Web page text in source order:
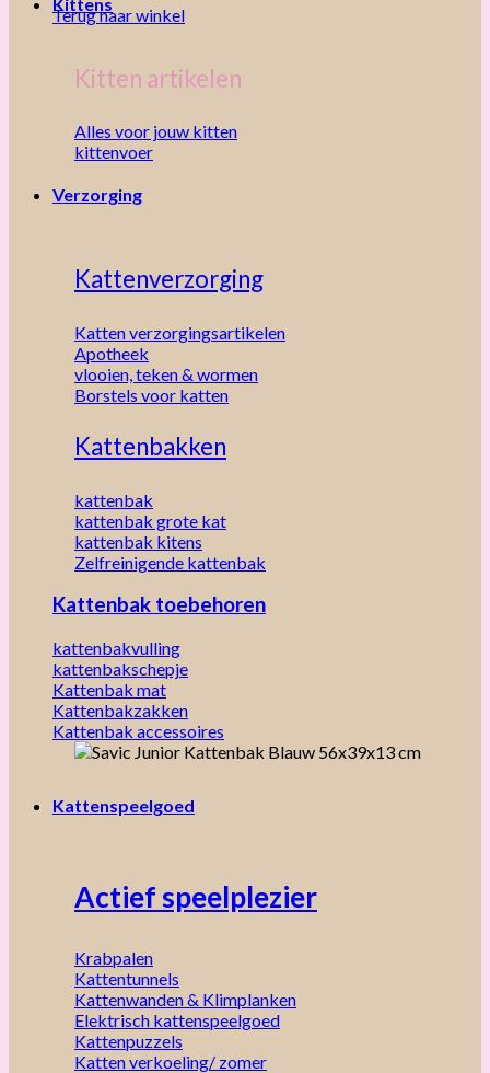
Terug naar winkel
Kittens
Kitten artikelen
Alles voor jouw kitten
kittenvoer
Verzorging
Kattenverzorging
Katten verzorgingsartikelen
Apotheek
vlooien, teken & wormen
Borstels voor katten
Kattenbakken
kattenbak
kattenbak grote kat
kattenbak kitens
Zelfreinigende kattenbak
Kattenbak toebehoren
kattenbakvulling
kattenbakschepje
Kattenbak mat
Kattenbakzakken
Kattenbak accessoires
Kattenspeelgoed
Actief speelplezier
Krabpalen
Kattentunnels
Kattenwanden & Klimplanken
Elektrisch kattenspeelgoed
Kattenpuzzels
Katten verkoeling/ zomer